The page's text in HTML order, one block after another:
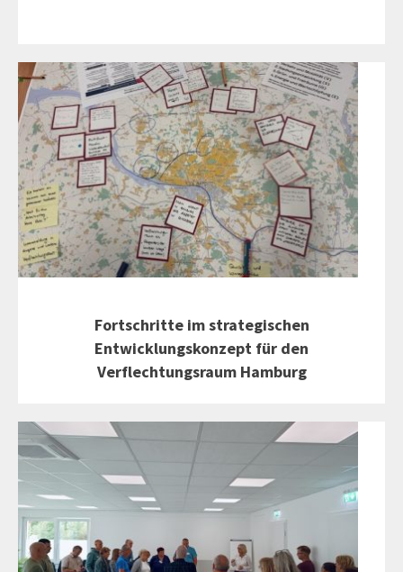
Fortschritte im strategischen
Entwicklungskonzept für den
Verflechtungsraum Hamburg